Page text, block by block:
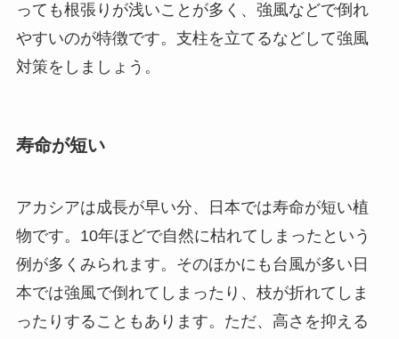
っても根張りが浅いことが多く、強風などで倒れ
やすいのが特徴です。支柱を立てるなどして強風
対策をしましょう。
寿命が短い
アカシアは成長が早い分、日本では寿命が短い植
物です。10年ほどで自然に枯れてしまったという
例が多くみられます。そのほかにも台風が多い日
本では強風で倒れてしまったり、枝が折れてしま
ったりすることもあります。ただ、高さを抑える